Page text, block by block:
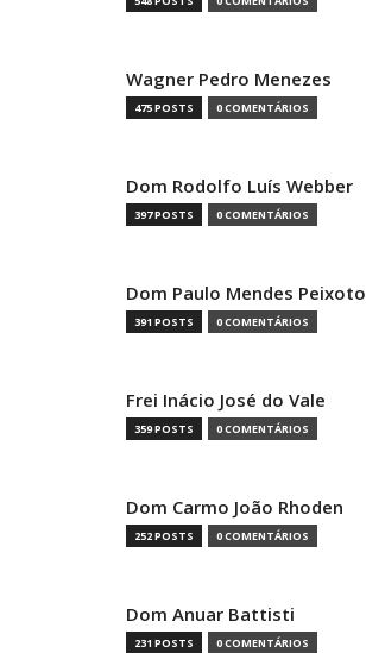
Wagner Pedro Menezes
475 POSTS 0 COMENTÁRIOS
Dom Rodolfo Luís Webber
397 POSTS 0 COMENTÁRIOS
Dom Paulo Mendes Peixoto
391 POSTS 0 COMENTÁRIOS
Frei Inácio José do Vale
359 POSTS 0 COMENTÁRIOS
Dom Carmo João Rhoden
252 POSTS 0 COMENTÁRIOS
Dom Anuar Battisti
231 POSTS 0 COMENTÁRIOS